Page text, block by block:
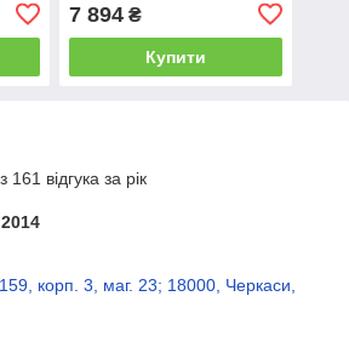
7 894₴
Купити
відгука за рік
корп. 3, маг. 23; 18000, Черкаси,